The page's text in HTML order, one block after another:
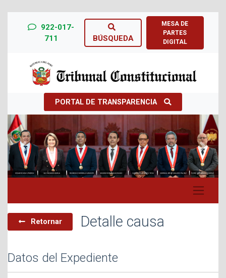
922-017-
711
BÚSQUEDA
MESA DE
PARTES
DIGITAL
PORTAL DE TRANSPARENCIA
Previous Next
Retornar Detalle causa
Datos del Expediente